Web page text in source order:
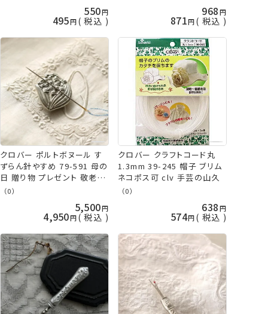
550
495 税込
968
871 税込
クロバー ポルトボヌール す
ずらん針やすめ 79-591 母の
日 贈り物 プレゼント 敬老の
日 clv 手芸の山久
（0）
5,500
4,950 税込
クロバー クラフトコード丸
1.3mm 39-245 帽子 ブリム
ネコポス可 clv 手芸の山久
（0）
638
574 税込